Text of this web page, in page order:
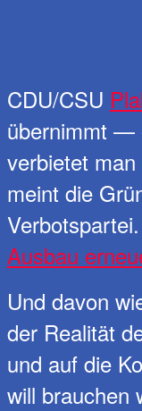
CDU/CSU
übernimmt —
verbietet
meint die
Ausbau
Und davon
der Realität
und auf die
will brauchen